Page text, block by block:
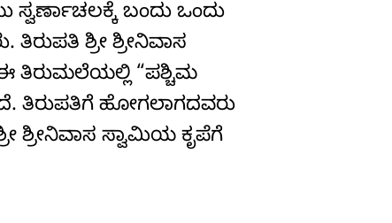
ಸ್ವರ್ಣಾಚಲಕ್ಕೆ ಬಂದು ಒಂದು
ಶ್ರೀ ಶ್ರೀನಿವಾಸ
ಈ ತಿರುಮಲೆಯಲ್ಲಿ “ಪಶ್ಚಿಮ
ತಿರುಪತಿಗೆ ಹೋಗಲಾಗದವರು
ಶ್ರೀನಿವಾಸ ಸ್ವಾಮಿಯ ಕೃಪೆಗೆ